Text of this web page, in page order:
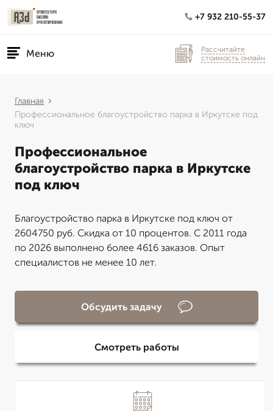
+7 932 210-55-37
Меню
Рассчитайте
стоимость онлайн
Главная
Профессиональное благоустройство парка в Иркутске под
ключ
Профессиональное
благоустройство парка в Иркутске
под ключ
Благоустройство парка в Иркутске под ключ от
2604750 руб. Скидка от 10 процентов. С 2011 года
по 2026 выполнено более 4616 заказов. Опыт
специалистов не менее 10 лет.
Обсудить задачу
Смотреть работы